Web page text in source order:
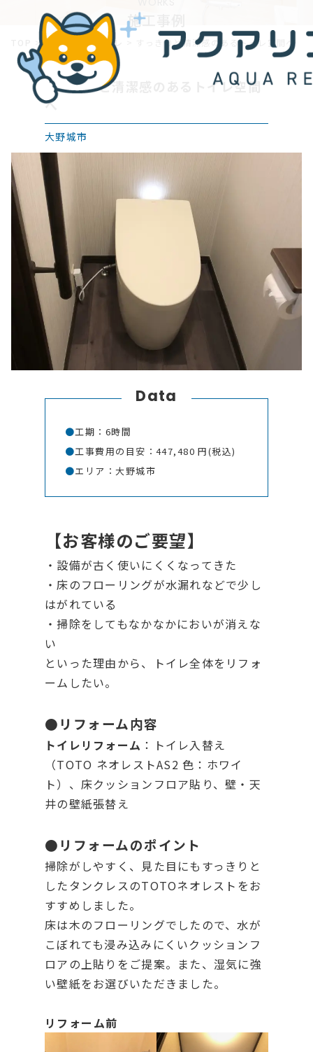
施工事例
> 施工事例 > トイレ すっきりと清潔感のあるトイレ空間へ
すっきりと清潔感のあるトイレ空間
へ
大野城市
Data
●工期：6時間
●工事費用の目安：447,480 円(税込)
●エリア：大野城市
【お客様のご要望】
・設備が古く使いにくくなってきた
・床のフローリングが水漏れなどで少し
はがれている
・掃除をしてもなかなかにおいが消えな
い
といった理由から、トイレ全体をリフォ
ームしたい。
●リフォーム内容
トイレリフォーム ：トイレ入替え
（TOTO ネオレストAS2 色：ホワイ
ト）、床クッションフロア貼り、壁・天
井の壁紙張替え
●リフォームのポイント
掃除がしやすく、見た目にもすっきりと
したタンクレスのTOTOネオレストをお
すすめしました。
床は木のフローリングでしたので、水が
こぼれても浸み込みにくいクッションフ
ロアの上貼りをご提案。また、湿気に強
い壁紙をお選びいただきました。
リフォーム前